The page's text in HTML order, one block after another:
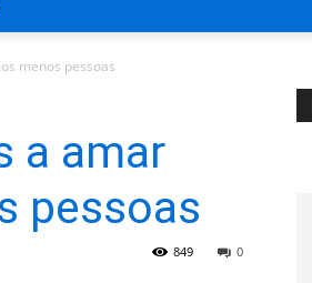
menos pessoas
a amar
pessoas
0
849